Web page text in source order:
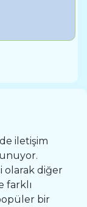
iletişim
olarak diğer
farklı
bir